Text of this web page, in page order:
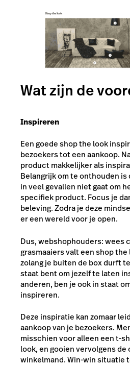
Wat zijn de
Inspireren
Een goede shop the look
bezoekers tot een aankoop.
product makkelijker als
Belangrijk om te onthouden
in veel gevallen niet gaat om
specifiek product. Focus je
beleving. Zodra je deze
er een wereld voor je open.
Dus, webshophouders: wees
grasmaaiers valt een shop
zolang je buiten de box durft
staat bent om jezelf te laten
anderen, ben je ook in staat
inspireren.
Deze inspiratie kan zomaar
aankoop van je bezoekers.
misschien voor alleen een t-
look, en gooien vervolgens
winkelmand. Win-win situatie